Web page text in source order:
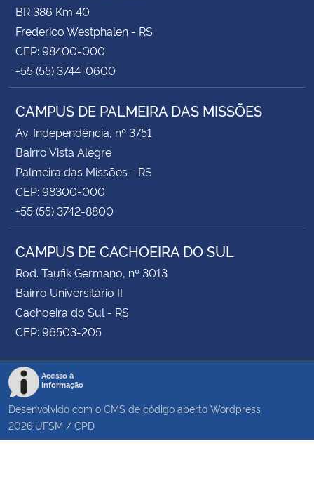
BR 386 Km 40
Frederico Westphalen - RS
CEP: 98400-000
+55 (55) 3744-0600
CAMPUS DE PALMEIRA DAS MISSÕES
Av. Independência, nº 3751
Bairro Vista Alegre
Palmeira das Missões - RS
CEP: 98300-000
+55 (55) 3742-8800
CAMPUS DE CACHOEIRA DO SUL
Rod. Taufik Germano, nº 3013
Bairro Universitário II
Cachoeira do Sul - RS
CEP: 96503-205
Acesso à
Informação
Desenvolvido com o CMS de código aberto Wordpress
2026 UFSM / CPD